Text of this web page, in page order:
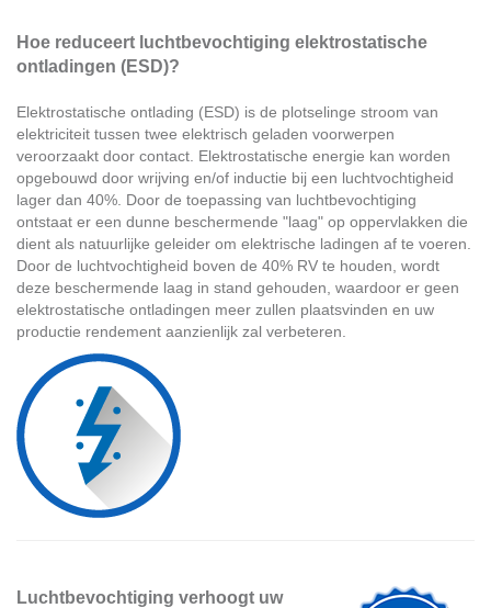
Hoe reduceert luchtbevochtiging elektrostatische
ontladingen (ESD)?
Elektrostatische ontlading (ESD) is de plotselinge stroom van
elektriciteit tussen twee elektrisch geladen voorwerpen
veroorzaakt door contact. Elektrostatische energie kan worden
opgebouwd door wrijving en/of inductie bij een luchtvochtigheid
lager dan 40%. Door de toepassing van luchtbevochtiging
ontstaat er een dunne beschermende "laag" op oppervlakken die
dient als natuurlijke geleider om elektrische ladingen af te voeren.
Door de luchtvochtigheid boven de 40% RV te houden, wordt
deze beschermende laag in stand gehouden, waardoor er geen
elektrostatische ontladingen meer zullen plaatsvinden en uw
productie rendement aanzienlijk zal verbeteren.
Luchtbevochtiging verhoogt uw